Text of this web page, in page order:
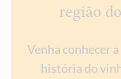
região
Venha conhecer
história do